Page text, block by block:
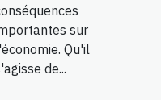
sur
Qu'il
de...